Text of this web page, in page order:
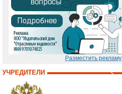
Разместить рекламу
УЧРЕДИТЕЛИ